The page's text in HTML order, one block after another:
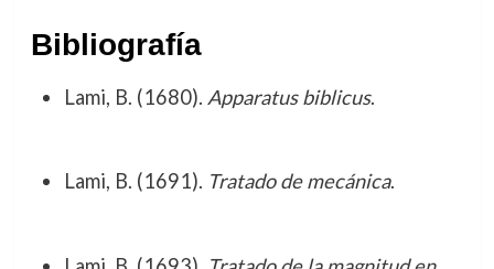
Bibliografía
Lami, B. (1680). Apparatus biblicus.
Lami, B. (1691). Tratado de mecánica.